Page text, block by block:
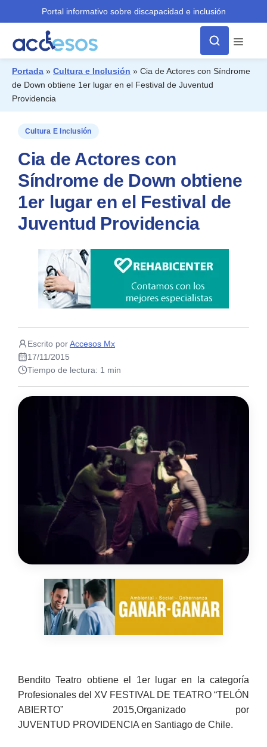
Portal informativo sobre discapacidad e inclusión
Menú
¿Qué buscas?
Portada » Cultura e Inclusión » Cia de Actores con Síndrome
de Down obtiene 1er lugar en el Festival de Juventud
Providencia
Cultura E Inclusión
Cia de Actores con
Síndrome de Down obtiene
1er lugar en el Festival de
Juventud Providencia
Escrito porAccesos Mx
17/11/2015
Tiempo de lectura: 1 min
Bendito Teatro obtiene el 1er lugar en la categoría
Profesionales del XV FESTIVAL DE TEATRO “TELÓN
ABIERTO” 2015,Organizado por
JUVENTUD PROVIDENCIA en Santiago de Chile.